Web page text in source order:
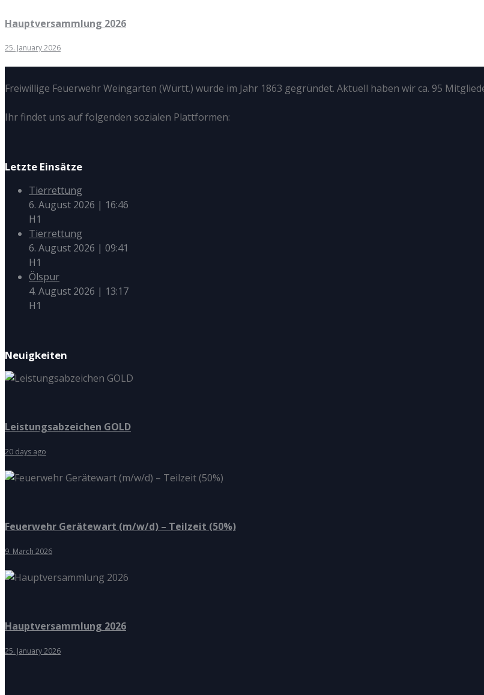
Hauptversammlung 2026
25. January 2026
Freiwillige Feuerwehr Weingarten (Württ.) wurde im Jahr 1863 gegründet. Aktuell haben wir ca. 95
Ihr findet uns auf folgenden sozialen Plattformen:
Letzte Einsätze
Tierrettung
6. August 2026 | 16:46
H1
Tierrettung
6. August 2026 | 09:41
H1
Ölspur
4. August 2026 | 13:17
H1
Neuigkeiten
Leistungsabzeichen GOLD
20 days ago
Feuerwehr Gerätewart (m/w/d) – Teilzeit (50%)
9. March 2026
Hauptversammlung 2026
25. January 2026